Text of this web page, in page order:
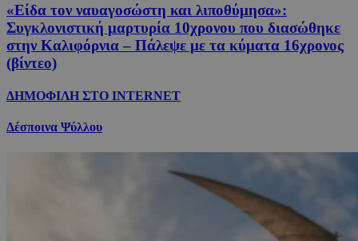
«Είδα τον ναυαγοσώστη και λιποθύμησα»:
Συγκλονιστική μαρτυρία 10χρονου που διασώθηκε
στην Καλιφόρνια – Πάλεψε με τα κύματα 16χρονος
(βίντεο)
ΔΗΜΟΦΙΛΗ ΣΤΟ INTERNET
Δέσποινα Ψύλλου